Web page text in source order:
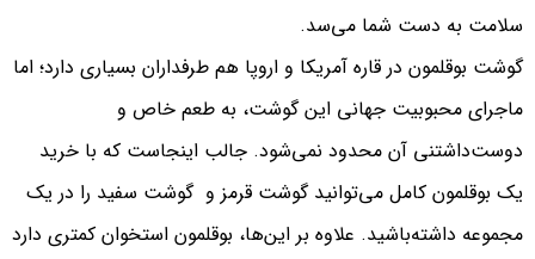
سلامت به دست شما می‌سد.
گوشت بوقلمون در قاره آمریکا و اروپا هم طرفداران بسیاری دارد؛ اما
ماجرای محبوبیت جهانی این گوشت، به طعم خاص و
دوست‌داشتنی آن محدود نمی‌شود. جالب اینجاست که با خرید
یک بوقلمون کامل می‌توانید گوشت قرمز و گوشت سفید را در یک
مجموعه داشته‌باشید. علاوه بر این‌ها، بوقلمون استخوان کمتری دارد